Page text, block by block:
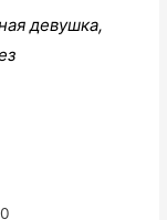
девушка,